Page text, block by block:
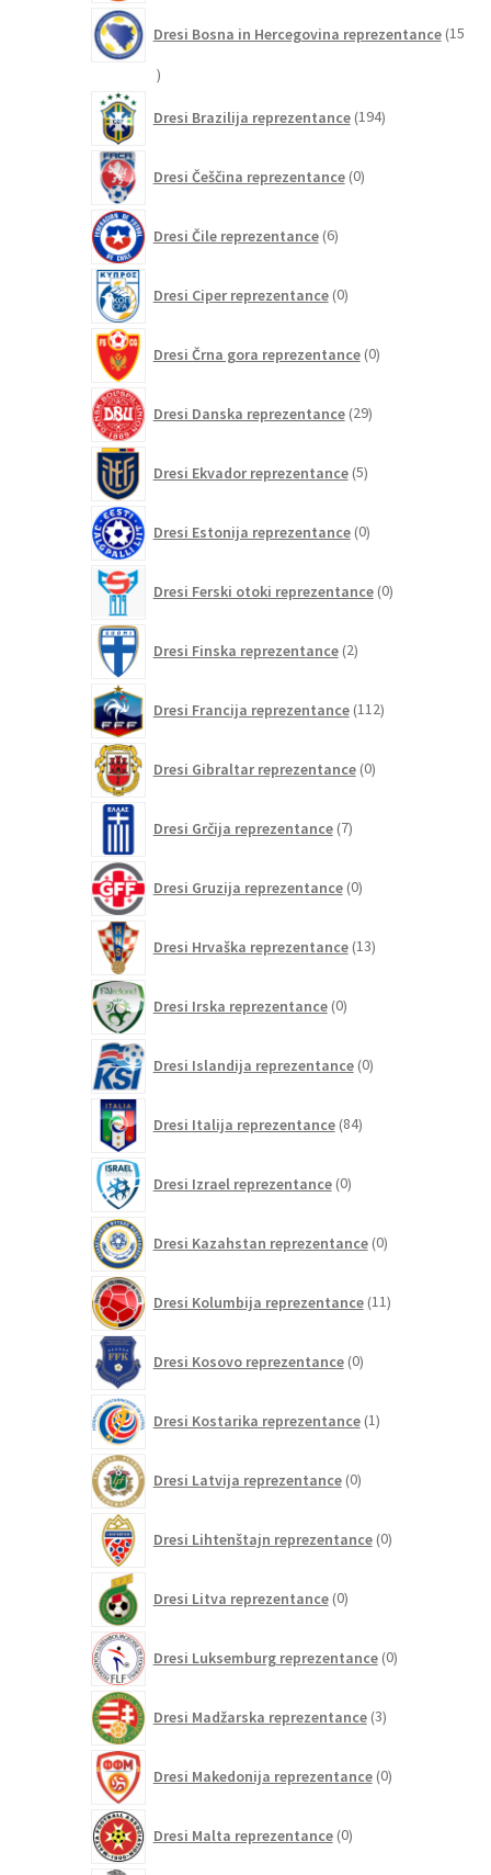
Dresi Bosna in Hercegovina reprezentance 15
15
Dresi Brazilija reprezentance 194izdelkov
Dresi Češčina reprezentance 0izdelkov
Dresi Čile reprezentance 6izdelkov
Dresi Ciper reprezentance 0izdelkov
Dresi Črna gora reprezentance 0izdelkov
Dresi Danska reprezentance 29izdelkov
Dresi Ekvador reprezentance 5izdelkov
Dresi Estonija reprezentance 0izdelkov
Dresi Ferski otoki reprezentance 0izdelkov
Dresi Finska reprezentance 2izdelka
Dresi Francija reprezentance 112izdelkov
Dresi Gibraltar reprezentance 0izdelkov
Dresi Grčija reprezentance 7izdelkov
Dresi Gruzija reprezentance 0izdelkov
Dresi Hrvaška reprezentance 13izdelkov
Dresi Irska reprezentance 0izdelkov
Dresi Islandija reprezentance 0izdelkov
Dresi Italija reprezentance 84izdelkov
Dresi Izrael reprezentance 0izdelkov
Dresi Kazahstan reprezentance 0izdelkov
Dresi Kolumbija reprezentance 11izdelkov
Dresi Kosovo reprezentance 0izdelkov
Dresi Kostarika reprezentance 1izdelek
Dresi Latvija reprezentance 0izdelkov
Dresi Lihtenštajn reprezentance 0izdelkov
Dresi Litva reprezentance 0izdelkov
Dresi Luksemburg reprezentance 0izdelkov
Dresi Madžarska reprezentance 3izdelki
Dresi Makedonija reprezentance 0izdelkov
Dresi Malta reprezentance 0izdelkov